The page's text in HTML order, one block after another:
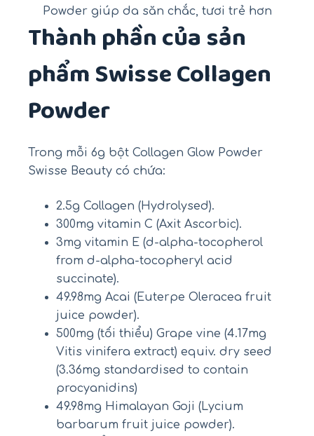
Powder giúp da săn chắc, tươi trẻ hơn
Thành phần của sản
phẩm Swisse Collagen
Powder
Trong mỗi 6g bột Collagen Glow Powder
Swisse Beauty có chứa:
2.5g Collagen (Hydrolysed).
300mg vitamin C (Axit Ascorbic).
3mg vitamin E (d-alpha-tocopherol
from d-alpha-tocopheryl acid
succinate).
49.98mg Acai (Euterpe Oleracea fruit
juice powder).
500mg (tối thiểu) Grape vine (4.17mg
Vitis vinifera extract) equiv. dry seed
(3.36mg standardised to contain
procyanidins)
49.98mg Himalayan Goji (Lycium
barbarum fruit juice powder).